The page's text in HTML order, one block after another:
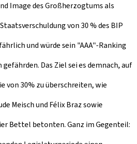
Image des Großherzogtums als
von 30 % des BIP
und würde sein "AAA"-Ranking
Das Ziel sei es demnach, auf
von 30% zu überschreiten, wie
Meisch und Félix Braz sowie
Bettel betonten. Ganz im Gegenteil: